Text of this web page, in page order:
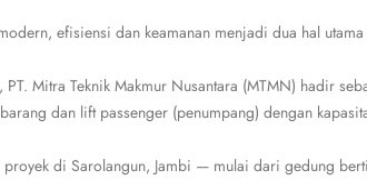
efisiensi dan keamanan menjadi dua hal
PT. Mitra Teknik Makmur Nusantara (MTMN) hadir
dan lift passenger (penumpang) dengan
di Sarolangun, Jambi — mulai dari gedung